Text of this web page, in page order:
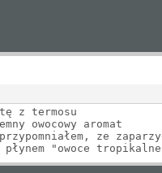
z termosu
owocowy aromat
ze
"owoce